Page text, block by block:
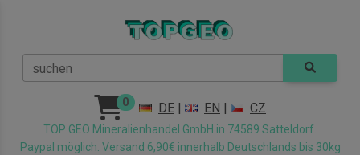
suchen
0 DE | EN | CZ
TOP GEO Mineralienhandel GmbH in 74589 Satteldorf.
Paypal möglich. Versand 6,90€ innerhalb Deutschlands bis 30kg